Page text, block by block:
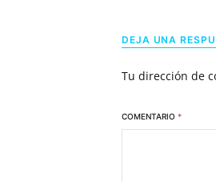
DEJA UNA
Tu dirección de
COMENTARIO *